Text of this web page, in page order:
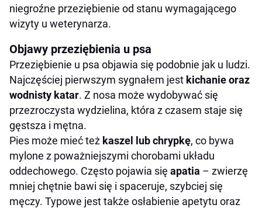
niegroźne przeziębienie od stanu wymagającego
wizyty u weterynarza.
Objawy przeziębienia u psa
Przeziębienie u psa objawia się podobnie jak u ludzi.
Najczęściej pierwszym sygnałem jest kichanie oraz
wodnisty katar. Z nosa może wydobywać się
przezroczysta wydzielina, która z czasem staje się
gęstsza i mętna.
Pies może mieć też kaszel lub chrypkę, co bywa
mylone z poważniejszymi chorobami układu
oddechowego. Często pojawia się apatia – zwierzę
mniej chętnie bawi się i spaceruje, szybciej się
męczy. Typowe jest także osłabienie apetytu oraz